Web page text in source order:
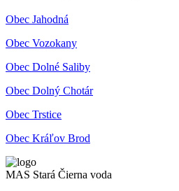
Obec Jahodná
Obec Vozokany
Obec Dolné Saliby
Obec Dolný Chotár
Obec Trstice
Obec Kráľov Brod
MAS Stará Čierna voda